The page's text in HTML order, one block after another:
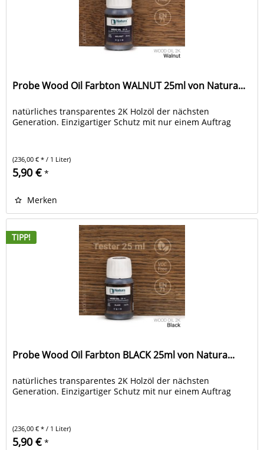
Probe Wood Oil Farbton WALNUT 25ml von Natura...
natürliches transparentes 2K Holzöl der nächsten
Generation. Einzigartiger Schutz mit nur einem Auftrag
(236,00 € * / 1 Liter)
5,90 € *
Merken
TIPP!
Probe Wood Oil Farbton BLACK 25ml von Natura...
natürliches transparentes 2K Holzöl der nächsten
Generation. Einzigartiger Schutz mit nur einem Auftrag
(236,00 € * / 1 Liter)
5,90 € *